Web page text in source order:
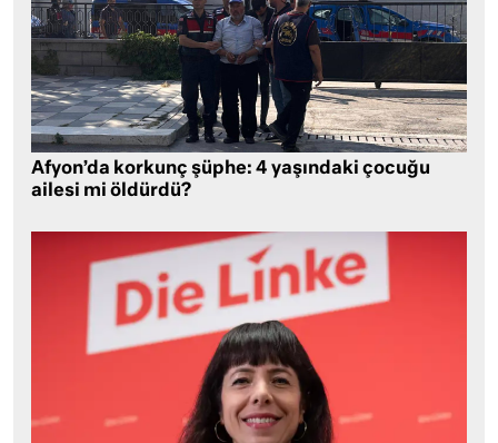
Afyon’da korkunç şüphe: 4 yaşındaki çocuğu
ailesi mi öldürdü?